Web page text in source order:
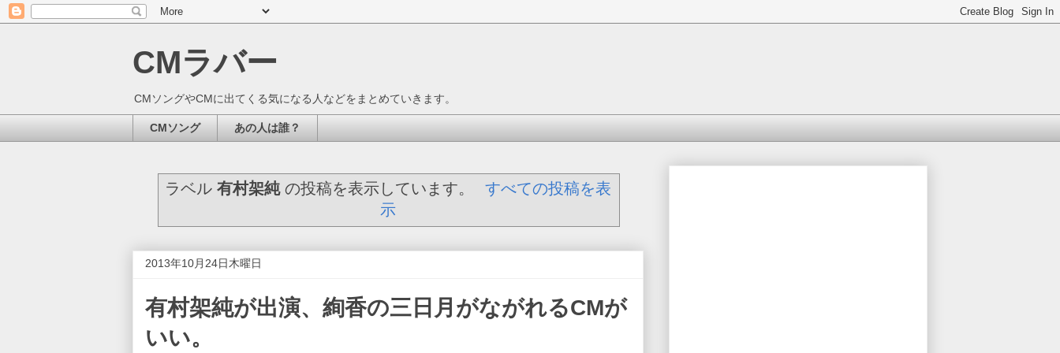
CMラバー
CMソングやCMに出てくる気になる人などをまとめていきます。
CMソング あの人は誰？
ラベル有村架純の投稿を表示しています。
すべての投稿を表
示
2013年10月24日木曜日
有村架純が出演、絢香の三日月がながれるCMが
いい。